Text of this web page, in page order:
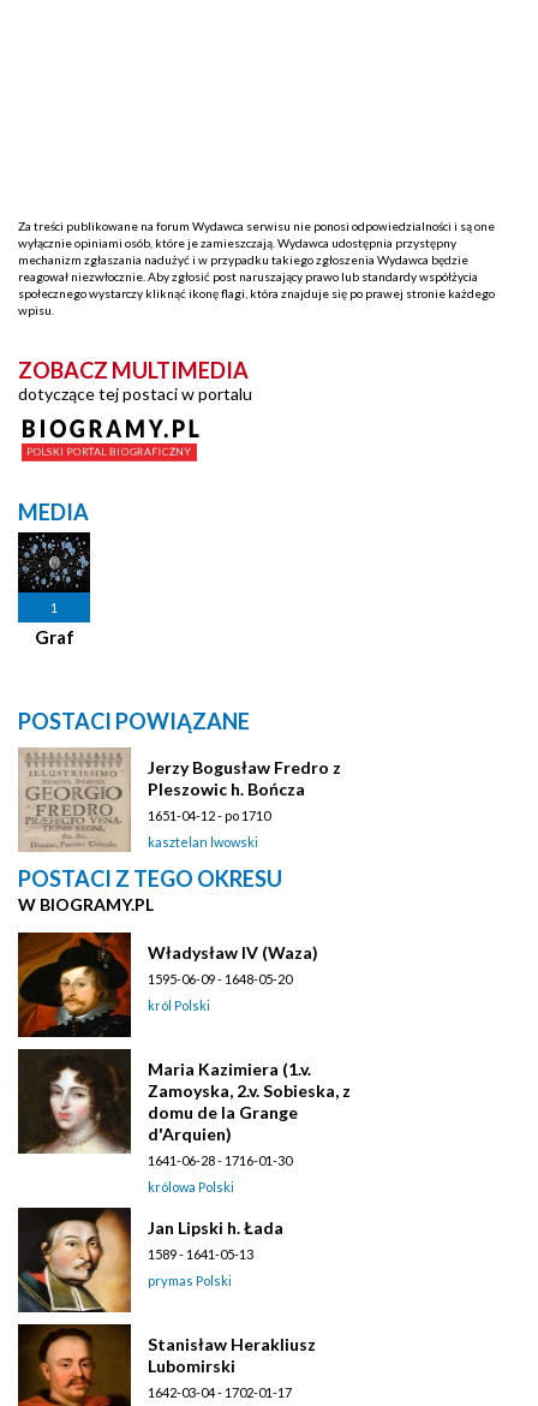
Za treści publikowane na forum Wydawca serwisu nie ponosi odpowiedzialności i są one
wyłącznie opiniami osób, które je zamieszczają. Wydawca udostępnia przystępny
mechanizm zgłaszania nadużyć i w przypadku takiego zgłoszenia Wydawca będzie
reagował niezwłocznie. Aby zgłosić post naruszający prawo lub standardy współżycia
społecznego wystarczy kliknąć ikonę flagi, która znajduje się po prawej stronie każdego
wpisu.
ZOBACZ MULTIMEDIA
dotyczące tej postaci w portalu
MEDIA
1
Graf
POSTACI POWIĄZANE
Jerzy Bogusław Fredro z
Pleszowic h. Bończa
1651-04-12 - po 1710
kasztelan lwowski
POSTACI Z TEGO OKRESU
W BIOGRAMY.PL
Władysław IV (Waza)
1595-06-09 - 1648-05-20
król Polski
Maria Kazimiera (1.v.
Zamoyska, 2.v. Sobieska, z
domu de la Grange
d'Arquien)
1641-06-28 - 1716-01-30
królowa Polski
Jan Lipski h. Łada
1589 - 1641-05-13
prymas Polski
Stanisław Herakliusz
Lubomirski
1642-03-04 - 1702-01-17